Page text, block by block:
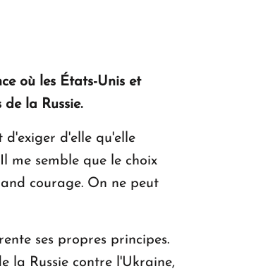
où les États-Unis et
la Russie.
d'exiger d'elle qu'elle
me semble que le choix
courage. On ne peut
ses propres principes.
la Russie contre l'Ukraine,